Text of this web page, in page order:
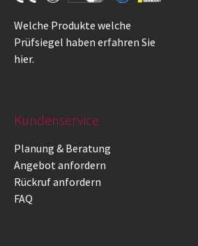
Welche Produkte welche
Prüfsiegel haben erfahren Sie
hier.
Kundenservice
Planung & Beratung
Angebot anfordern
Rückruf anfordern
FAQ